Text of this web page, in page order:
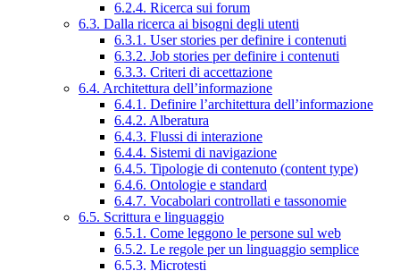
6.2.4. Ricerca sui forum
6.3. Dalla ricerca ai bisogni degli utenti
6.3.1. User stories per definire i contenuti
6.3.2. Job stories per definire i contenuti
6.3.3. Criteri di accettazione
6.4. Architettura dell’informazione
6.4.1. Definire l’architettura dell’informazione
6.4.2. Alberatura
6.4.3. Flussi di interazione
6.4.4. Sistemi di navigazione
6.4.5. Tipologie di contenuto (content type)
6.4.6. Ontologie e standard
6.4.7. Vocabolari controllati e tassonomie
6.5. Scrittura e linguaggio
6.5.1. Come leggono le persone sul web
6.5.2. Le regole per un linguaggio semplice
6.5.3. Microtesti